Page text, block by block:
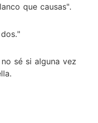
que causas".
sé si alguna vez